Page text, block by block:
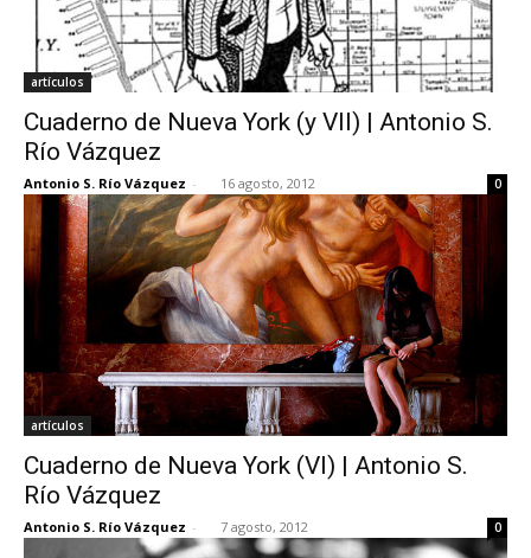
artículos
Cuaderno de Nueva York (y VII) | Antonio S.
Río Vázquez
Antonio S. Río Vázquez - 16 agosto, 2012 0
artículos
Cuaderno de Nueva York (VI) | Antonio S.
Río Vázquez
Antonio S. Río Vázquez - 7 agosto, 2012 0